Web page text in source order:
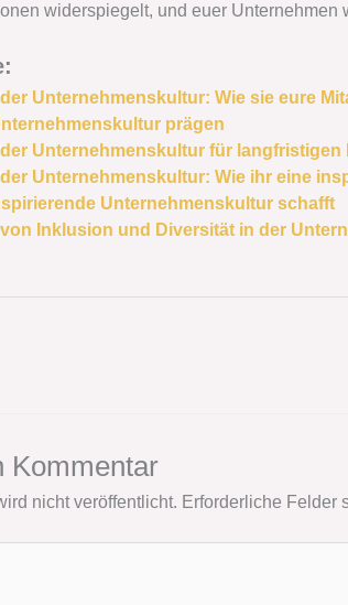
widerspiegelt, und euer Unternehmen
Unternehmenskultur: Wie sie eure
prägen
Unternehmenskultur für langfristigen
Unternehmenskultur: Wie ihr eine
Unternehmenskultur schafft
Inklusion und Diversität in der
Kommentar
nicht veröffentlicht. Erforderliche Felder